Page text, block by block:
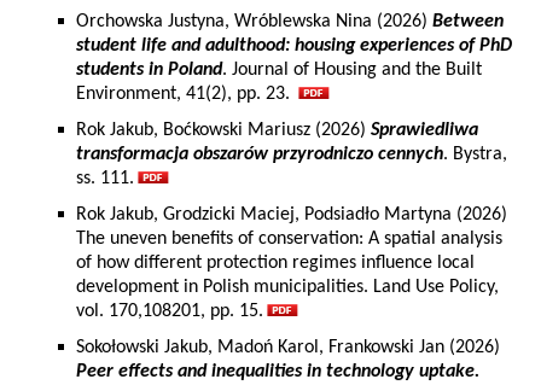
Orchowska Justyna, Wróblewska Nina (2026) Between
student life and adulthood: housing experiences of PhD
students in Poland. Journal of Housing and the Built
Environment, 41(2), pp. 23.
Rok Jakub, Boćkowski Mariusz (2026) Sprawiedliwa
transformacja obszarów przyrodniczo cennych. Bystra,
ss. 111.
Rok Jakub, Grodzicki Maciej, Podsiadło Martyna (2026)
The uneven benefits of conservation: A spatial analysis
of how different protection regimes influence local
development in Polish municipalities. Land Use Policy,
vol. 170,108201, pp. 15.
Sokołowski Jakub, Madoń Karol, Frankowski Jan (2026)
Peer effects and inequalities in technology uptake.